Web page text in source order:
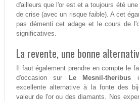
d'ailleurs que l'or est et a toujours été
de crise (avec un risque faible). A cet
pas démenti cet adage et le cours de
significatives.
La revente, une bonne
Il faut également prendre en compte le
d'occasion sur Le Mesnil-theribus
excellente alternative à la fonte des
valeur de l'or ou des diamants. Nos